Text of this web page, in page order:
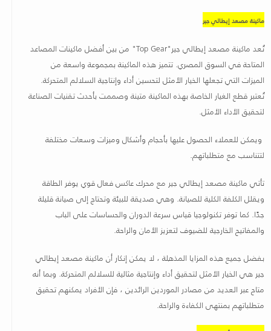
ماكينة مصعد إيطالي جير
تُعد ماكينة مصعد إيطالي جير"Top Gear"
من بين أفضل ماكينات المصاعد
المتاحة في السوق المصري. تتميز هذه الماكينة بمجموعة واسعة من
الميزات التي تجعلها الخيار الأمثل لتحسين أداء وإنتاجية السلالم المتحركة.
تُعتبر قطع الغيار الخاصة بهذه الماكينة متينة وصممت بأحدث تقنيات الصناعة
لتحقيق الأداء الأمثل.
ويمكن للعملاء الحصول عليها بأحجام وأشكال وميزات وسعات مختلفة
لتتناسب مع متطلباتهم.
تأتي ماكينة مصعد إيطالي جير مع محرك عاكس فعال قوي يوفر الطاقة
ويقلل الكلفة الكلية للصيانة. وهي صديقة للبيئة وتحتاج إلى صيانة قليلة
جدًا. كما توفر تكنولوجيا قياس سرعة الدوران والحساسات على الباب
والمفاتيح الخارجية للضيوف لتعزيز الأمان والراحة.
بفضل جميع هذه المزايا المذهلة ، لا يمكن إنكار أن ماكينة مصعد إيطالي
جير هي الخيار الأمثل لتحقيق أداء وإنتاجية مثالية للسلالم المتحركة. وبما أنه
متاح عبر العديد من مصادر الموردين الرائدين ، فإن الأفراد يمكنهم تحقيق
متطلباتهم بمنتهى الكفاءة والراحة.